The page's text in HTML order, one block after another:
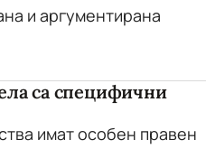
и аргументирана
са специфични
имат особен правен